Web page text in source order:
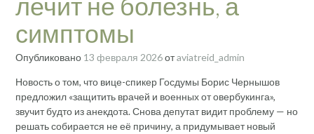
симптомы
Опубликовано 13 февраля 2026отaviatreid_admin
Новость о том, что вице-спикер Госдумы Борис Чернышов
предложил «защитить врачей и военных от овербукинга»,
звучит будто из анекдота. Снова депутат видит проблему — но
решать собирается не её причину, а придумывает новый